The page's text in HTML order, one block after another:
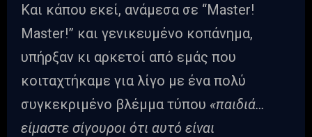
Και κάπου εκεί, ανάμεσα σε “Master!
Master!” και γενικευμένο κοπάνημα,
υπήρξαν κι αρκετοί από εμάς που
κοιταχτήκαμε για λίγο με ένα πολύ
συγκεκριμένο βλέμμα τύπου «παιδιά…
είμαστε σίγουροι ότι αυτό είναι